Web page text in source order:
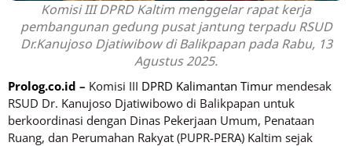
Komisi III DPRD Kaltim menggelar rapat kerja
pembangunan gedung pusat jantung terpadu RSUD
Dr.Kanujoso Djatiwibow di Balikpapan pada Rabu, 13
Agustus 2025.
Prolog.co.id – Komisi III DPRD Kalimantan Timur mendesak
RSUD Dr. Kanujoso Djatiwibowo di Balikpapan untuk
berkoordinasi dengan Dinas Pekerjaan Umum, Penataan
Ruang, dan Perumahan Rakyat (PUPR-PERA) Kaltim sejak